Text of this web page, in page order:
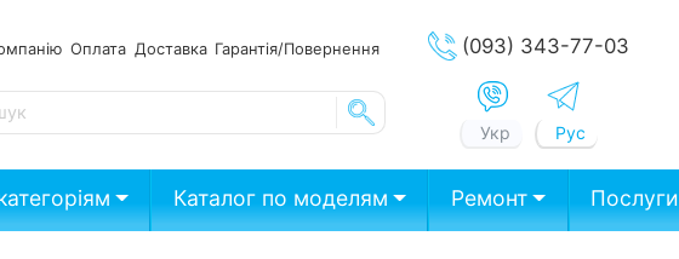
компанію Оплата Доставка Гарантія/Повернення (093) 343-77-03
Укр Рус
Каталог по моделям Ремонт Послуги